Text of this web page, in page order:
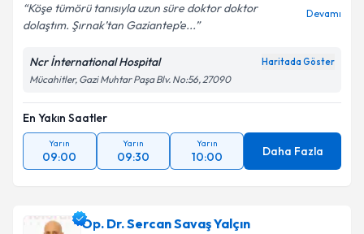
Köşe tümörü tanısıyla uzun süre doktor doktor
dolaştım. Şırnak’tan Gaziantep’e...
Devamı
Ncr İnternational Hospital Haritada Göster
Mücahitler, Gazi Muhtar Paşa Blv. No:56, 27090
En Yakın Saatler
Yarın
09:00
Yarın
09:30
Yarın
10:00 Daha Fazla
Op. Dr. Sercan Savaş Yalçın